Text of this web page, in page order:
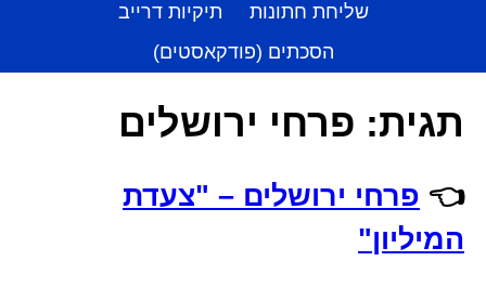
שליחת חתונות
תיקיות דרייב
הסכתים (פודקאסטים)
תגית: פרחי ירושלים
👈 פרחי ירושלים – "צעדת
המיליון"